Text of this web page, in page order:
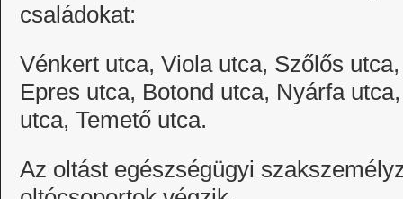
családokat:
Vénkert utca, Viola utca, Szőlős
Epres utca, Botond utca, Nyárfa
utca, Temető utca.
Az oltást egészségügyi